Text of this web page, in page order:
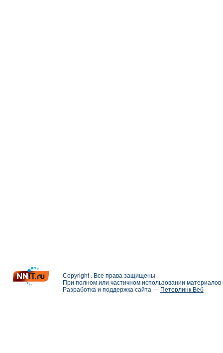
Copyright . Все права защищены
При полном или частичном использовании
Разработка и поддержка сайта — Петерлинк Веб